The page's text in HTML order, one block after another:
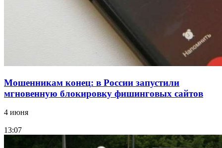
Мошенникам конец: в России запустили
мгновенную блокировку фишинговых сайтов
4 июня
13:07